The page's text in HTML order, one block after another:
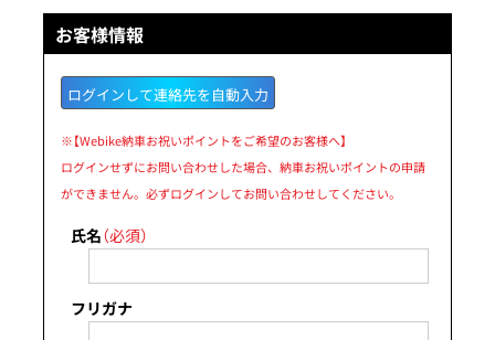
お客様情報
ログインして連絡先を自動入力
※【Webike納車お祝いポイントをご希望のお客様へ】
ログインせずにお問い合わせした場合、納車お祝いポイントの申請
ができません。必ずログインしてお問い合わせしてください。
氏名（必須）
フリガナ